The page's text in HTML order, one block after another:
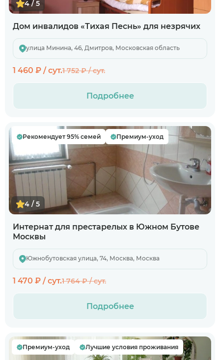
4 / 5
Дом инвалидов «Тихая Песнь» для незрячих
улица Минина, 46, Дмитров, Московская область
1 460 ₽ / сут.1 752 ₽ / сут.
Подробнее
Рекомендует 95% семей Премиум-уход
4 / 5
Интернат для престарелых в Южном Бутове
Москвы
Южнобутовская улица, 74, Москва, Москва
1 470 ₽ / сут.1 764 ₽ / сут.
Подробнее
Премиум-уход Лучшие условия проживания